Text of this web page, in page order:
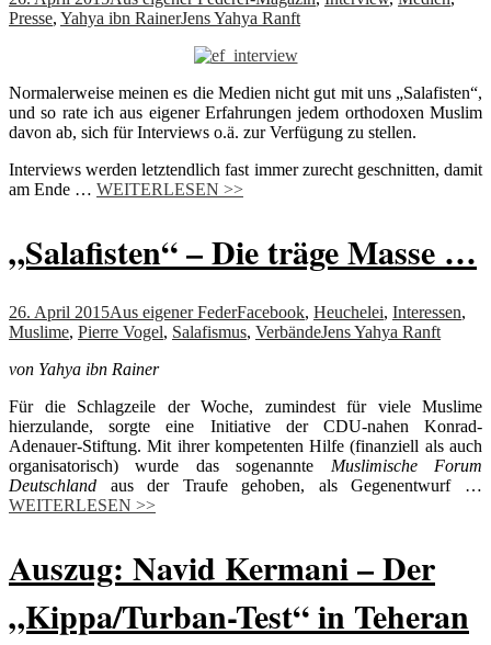
Presse, Yahya ibn RainerJens Yahya Ranft
Normalerweise meinen es die Medien nicht gut mit uns „Salafisten“,
und so rate ich aus eigener Erfahrungen jedem orthodoxen Muslim
davon ab, sich für Interviews o.ä. zur Verfügung zu stellen.
Interviews werden letztendlich fast immer zurecht geschnitten, damit
am Ende … WEITERLESEN >>
„Salafisten“ – Die träge Masse …
26. April 2015Aus eigener FederFacebook, Heuchelei, Interessen,
Muslime, Pierre Vogel, Salafismus, VerbändeJens Yahya Ranft
von Yahya ibn Rainer
Für die Schlagzeile der Woche, zumindest für viele Muslime
hierzulande, sorgte eine Initiative der CDU-nahen Konrad-
Adenauer-Stiftung. Mit ihrer kompetenten Hilfe (finanziell als auch
organisatorisch) wurde das sogenannte Muslimische Forum
Deutschland aus der Traufe gehoben, als Gegenentwurf …
WEITERLESEN >>
Auszug: Navid Kermani – Der
„Kippa/Turban-Test“ in Teheran